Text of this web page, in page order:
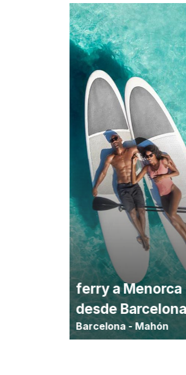
ferry a Menorca
desde Barcelona
Barcelona-Mahón